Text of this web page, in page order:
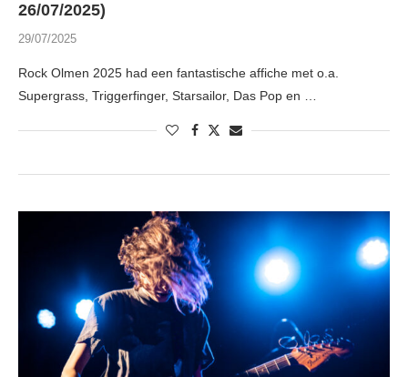
26/07/2025)
29/07/2025
Rock Olmen 2025 had een fantastische affiche met o.a.
Supergrass, Triggerfinger, Starsailor, Das Pop en …